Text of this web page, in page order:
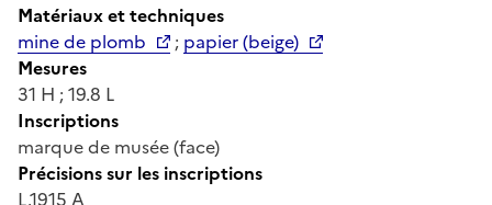
Matériaux et techniques
mine de plomb
; papier (beige)
Mesures
31 H ; 19.8 L
Inscriptions
marque de musée (face)
Précisions sur les inscriptions
L.1915 A